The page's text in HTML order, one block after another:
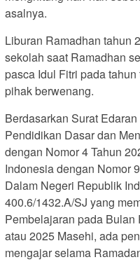
asalnya.
Liburan Ramadhan tahun
sekolah saat Ramadhan
pasca Idul Fitri pada
pihak berwenang.
Berdasarkan Surat
Pendidikan Dasar dan
dengan Nomor 4 Tahun
Indonesia dengan Nomor
Dalam Negeri Republik
400.6/1432.A/SJ yang
Pembelajaran pada
atau 2025 Masehi, ada
mengajar selama